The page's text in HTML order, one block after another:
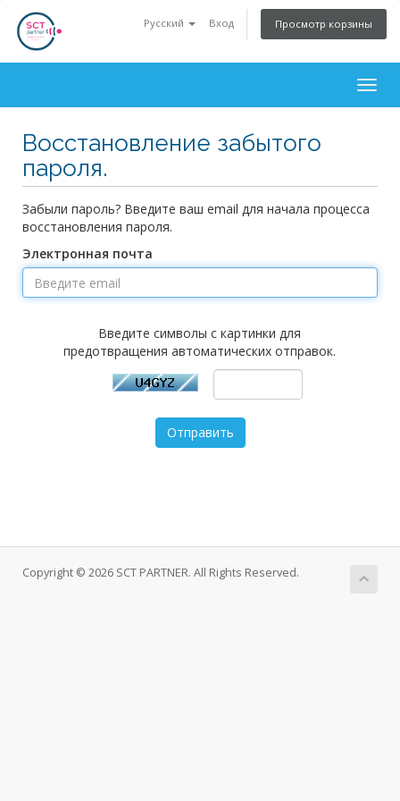
Русский Вход Просмотр корзины
Восстановление забытого
пароля.
Забыли пароль? Введите ваш email для начала процесса
восстановления пароля.
Электронная почта
Введите символы с картинки для
предотвращения автоматических отправок.
Отправить
Copyright © 2026 SCT PARTNER. All Rights Reserved.